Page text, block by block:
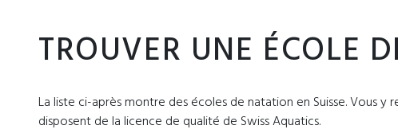
TROUVER UNE ÉCOLE
La liste ci-après montre des écoles de natation en Suisse. Vous
disposent de la licence de qualité de Swiss Aquatics.